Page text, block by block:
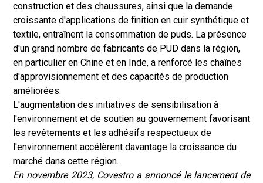
construction et des chaussures, ainsi que la demande
croissante d'applications de finition en cuir synthétique et
textile, entraînent la consommation de puds. La présence
d'un grand nombre de fabricants de PUD dans la région,
en particulier en Chine et en Inde, a renforcé les chaînes
d'approvisionnement et des capacités de production
améliorées.
L'augmentation des initiatives de sensibilisation à
l'environnement et de soutien au gouvernement favorisant
les revêtements et les adhésifs respectueux de
l'environnement accélèrent davantage la croissance du
marché dans cette région.
En novembre 2023, Covestro a annoncé le lancement de